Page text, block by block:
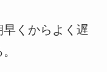
くからよく遅